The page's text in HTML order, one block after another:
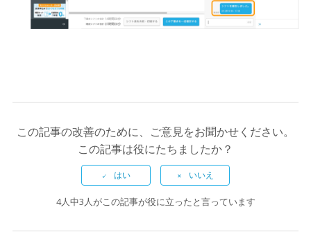
この記事の改善のために、ご意見をお聞かせください。
この記事は役にたちましたか？
4人中3人がこの記事が役に立ったと言っています